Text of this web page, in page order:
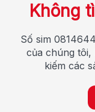
Không
Số sim
của chúng tôi,
kiếm các